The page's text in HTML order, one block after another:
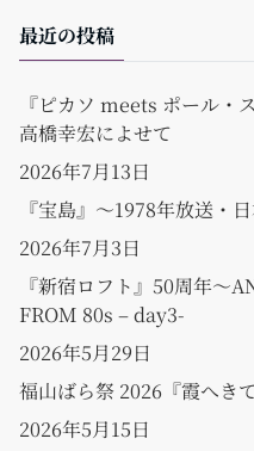
最近の投稿
『ピカソ meets ポール
高橋幸宏によせて
2026年7月13日
『宝島』〜1978年放送・
2026年7月3日
『新宿ロフト』50周年〜
FROM 80s – day3-
2026年5月29日
福山ばら祭 2026『霞へき
2026年5月15日